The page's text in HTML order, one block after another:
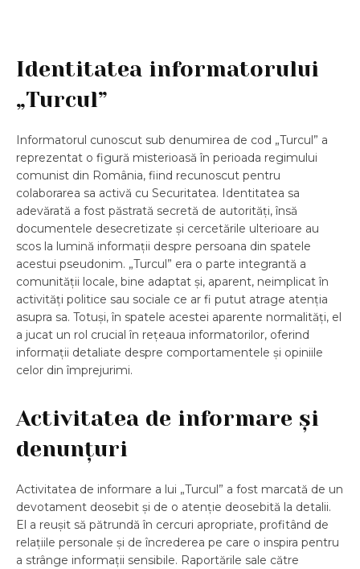
Identitatea informatorului
„Turcul”
Informatorul cunoscut sub denumirea de cod „Turcul” a
reprezentat o figură misterioasă în perioada regimului
comunist din România, fiind recunoscut pentru
colaborarea sa activă cu Securitatea. Identitatea sa
adevărată a fost păstrată secretă de autorități, însă
documentele desecretizate și cercetările ulterioare au
scos la lumină informații despre persoana din spatele
acestui pseudonim. „Turcul” era o parte integrantă a
comunității locale, bine adaptat și, aparent, neimplicat în
activități politice sau sociale ce ar fi putut atrage atenția
asupra sa. Totuși, în spatele acestei aparente normalități, el
a jucat un rol crucial în rețeaua informatorilor, oferind
informații detaliate despre comportamentele și opiniile
celor din împrejurimi.
Activitatea de informare și
denunțuri
Activitatea de informare a lui „Turcul” a fost marcată de un
devotament deosebit și de o atenție deosebită la detalii.
El a reușit să pătrundă în cercuri apropriate, profitând de
relațiile personale și de încrederea pe care o inspira pentru
a strânge informații sensibile. Raportările sale către